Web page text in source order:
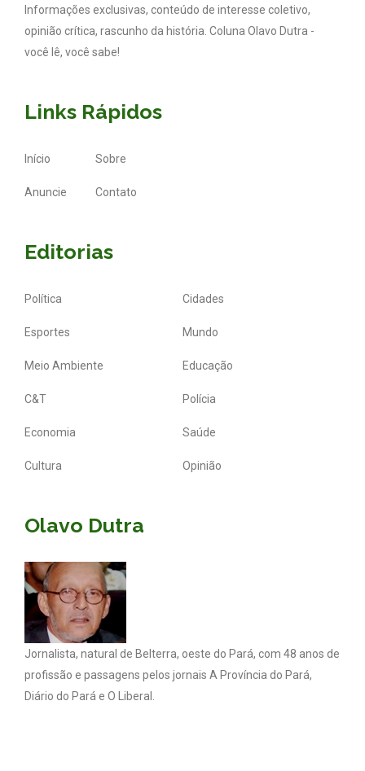
Informações exclusivas, conteúdo de interesse coletivo,
opinião crítica, rascunho da história. Coluna Olavo Dutra -
você lê, você sabe!
Links Rápidos
Início Sobre
Anuncie Contato
Editorias
Política Cidades
Esportes Mundo
Meio Ambiente Educação
C&T Polícia
Economia Saúde
Cultura Opinião
Olavo Dutra
Jornalista, natural de Belterra, oeste do Pará, com 48 anos de
profissão e passagens pelos jornais A Província do Pará,
Diário do Pará e O Liberal.